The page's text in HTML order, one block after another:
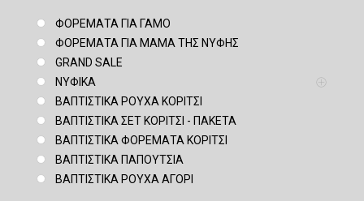
ΦΟΡΕΜΑΤΑ ΓΙΑ ΓΑΜΟ
ΦΟΡΕΜΑΤΑ ΓΙΑ ΜΑΜΑ ΤΗΣ ΝΥΦΗΣ
GRAND SALE
ΝΥΦΙΚΑ
ΒΑΠΤΙΣΤΙΚΑ ΡΟΥΧΑ ΚΟΡΙΤΣΙ
ΒΑΠΤΙΣΤΙΚΑ ΣΕΤ ΚΟΡΙΤΣΙ - ΠΑΚΕΤΑ
ΒΑΠΤΙΣΤΙΚΑ ΦΟΡΕΜΑΤΑ ΚΟΡΙΤΣΙ
ΒΑΠΤΙΣΤΙΚΑ ΠΑΠΟΥΤΣΙΑ
ΒΑΠΤΙΣΤΙΚΑ ΡΟΥΧΑ ΑΓΟΡΙ